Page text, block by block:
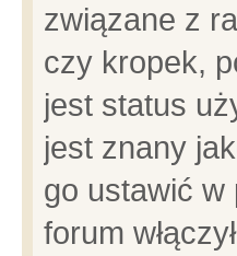
związane z
czy kropek,
jest status
jest znany
go ustawić w
forum